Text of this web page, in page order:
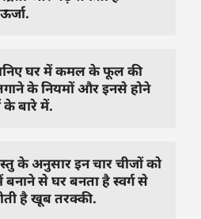
घर में कमल के फूल की
के नियमों और इनसे होने
के बारे में.
के अनुसार इन चार चीजों को
बनाने से घर बनता है स्वर्ग से
है खूब तरक्की.